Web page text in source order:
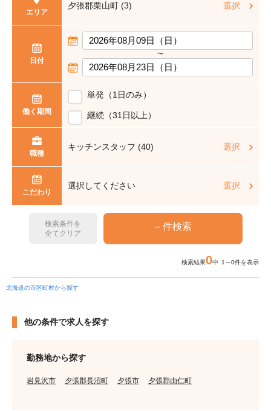
エリア
夕張郡栗山町 (3) 選択
日付
〜
働く期間
単発（1日のみ）
継続（31日以上）
職種
キッチンスタッフ (40) 選択
こだわり
選択してください 選択
検索条件を
全てクリア
検索結果0中 1～0件を表示
北海道の市区町村から探す
他の条件で求人を探す
勤務地から探す
岩見沢市 夕張郡長沼町 夕張市 夕張郡由仁町